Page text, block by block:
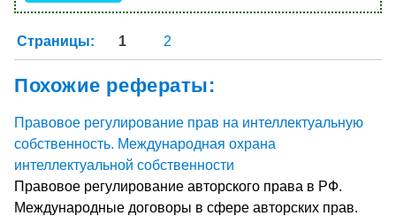
Страницы: 1 2
Похожие рефераты:
Правовое регулирование прав на интеллектуальную
собственность. Международная охрана
интеллектуальной собственности
Правовое регулирование авторского права в РФ.
Международные договоры в сфере авторских прав.